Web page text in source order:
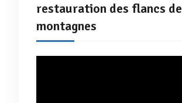
restauration des flancs de
montagnes